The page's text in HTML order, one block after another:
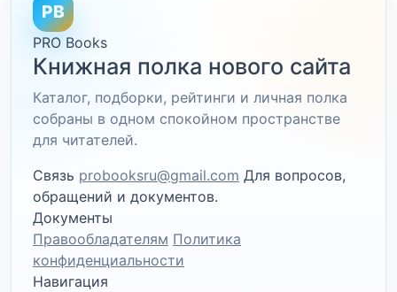
PB
PRO Books
Книжная полка нового сайта
Каталог, подборки, рейтинги и личная полка
собраны в одном спокойном пространстве
для читателей.
Связь probooksru@gmail.com Для вопросов,
обращений и документов.
Документы
Правообладателям Политика
конфиденциальности
Навигация